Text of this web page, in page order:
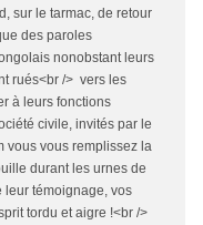
sur le tarmac, de retour
des paroles
nonobstant leurs
rués<br /> vers les
à leurs fonctions
civile, invités par le
vous vous remplissez la
durant les urnes de
leur témoignage, vos
tordu et aigre !<br />